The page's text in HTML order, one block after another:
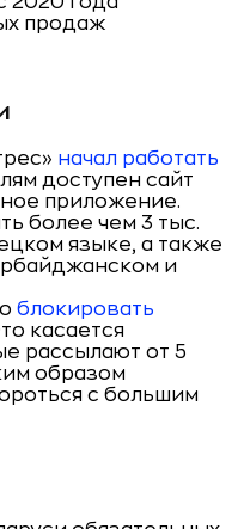
продаж
начал работать
доступен сайт
приложение.
более чем 3 тыс.
языке, а также
и
блокировать
касается
рассылают от 5
образом
с большим